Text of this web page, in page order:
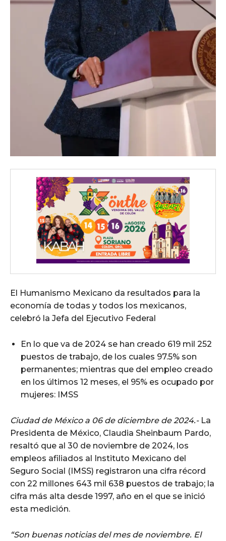
El Humanismo Mexicano da resultados para la
economía de todas y todos los mexicanos,
celebró la Jefa del Ejecutivo Federal
En lo que va de 2024 se han creado 619 mil 252
puestos de trabajo, de los cuales 97.5% son
permanentes; mientras que del empleo creado
en los últimos 12 meses, el 95% es ocupado por
mujeres: IMSS
Ciudad de México a 06 de diciembre de 2024.-La
Presidenta de México, Claudia Sheinbaum Pardo,
resaltó que al 30 de noviembre de 2024, los
empleos afiliados al Instituto Mexicano del
Seguro Social (IMSS) registraron una cifra récord
con 22 millones 643 mil 638 puestos de trabajo; la
cifra más alta desde 1997, año en el que se inició
esta medición.
“Son buenas noticias del mes de noviembre. El